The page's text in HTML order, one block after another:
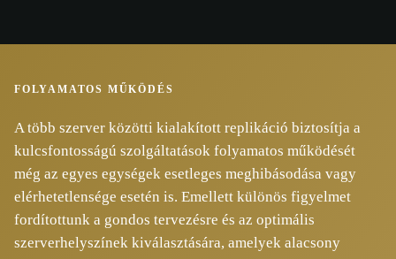
FOLYAMATOS MŰKÖDÉS
A több szerver közötti kialakított replikáció biztosítja a
kulcsfontosságú szolgáltatások folyamatos működését
még az egyes egységek esetleges meghibásodása vagy
elérhetetlensége esetén is. Emellett különös figyelmet
fordítottunk a gondos tervezésre és az optimális
szerverhelyszínek kiválasztására, amelyek alacsony